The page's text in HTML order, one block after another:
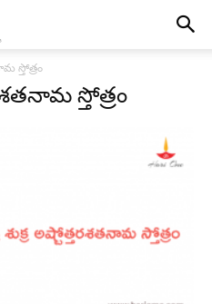
స్తోత్రం
శతనామ స్తోత్రం